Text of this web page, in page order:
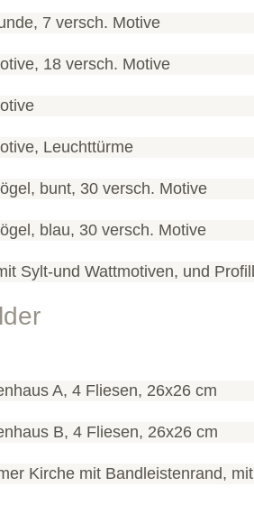
7 versch. Motive
18 versch. Motive
Leuchttürme
bunt, 30 versch. Motive
blau, 30 versch. Motive
Sylt-und Wattmotiven, und
A, 4 Fliesen, 26x26 cm
B, 4 Fliesen, 26x26 cm
Kirche mit Bandleistenrand,